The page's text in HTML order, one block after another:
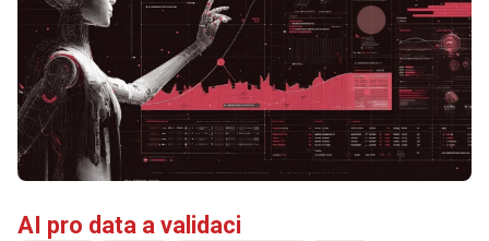
AI pro data a validaci